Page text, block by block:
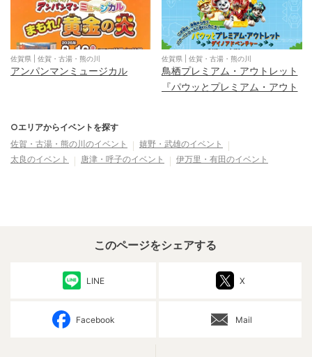
佐賀県 佐賀・古湯・熊の川
アンパンマンミュージカル
佐賀県| 佐賀・古湯・熊の川
鳥栖プレミアム・アウトレット
『パウッとプレミアム・アウト
○エリアからイベントを探す
佐賀・古湯・熊の川 のイベント 嬉野・武雄のイベント
太良のイベント 唐津・呼子のイベント 伊万里・有田のイベント
このページをシェアする
LINE X
Facebook Mail